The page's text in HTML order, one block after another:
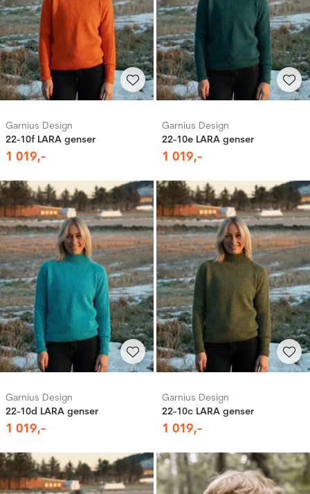
Garnius Design
22-10f LARA genser
1 019,-
Garnius Design
22-10e LARA genser
1 019,-
Garnius Design
22-10d LARA genser
1 019,-
Garnius Design
22-10c LARA genser
1 019,-